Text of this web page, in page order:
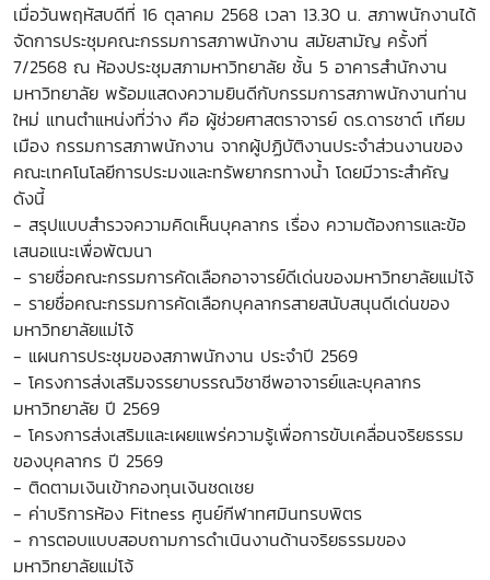
เมื่อวันพฤหัสบดีที่ 16 ตุลาคม 2568 เวลา 13.30 น. สภาพนักงานได้
จัดการประชุมคณะกรรมการสภาพนักงาน สมัยสามัญ ครั้งที่
7/2568 ณ ห้องประชุมสภามหาวิทยาลัย ชั้น 5 อาคารสำนักงาน
มหาวิทยาลัย พร้อมแสดงความยินดีกับกรรมการสภาพนักงานท่าน
ใหม่ แทนตำแหน่งที่ว่าง คือ ผู้ช่วยศาสตราจารย์ ดร.ดารชาต์ เทียม
เมือง กรรมการสภาพนักงาน จากผู้ปฏิบัติงานประจำส่วนงานของ
คณะเทคโนโลยีการประมงและทรัพยากรทางน้ำ โดยมีวาระสำคัญ
ดังนี้
- สรุปแบบสำรวจความคิดเห็นบุคลากร เรื่อง ความต้องการและข้อ
เสนอแนะเพื่อพัฒนา
- รายชื่อคณะกรรมการคัดเลือกอาจารย์ดีเด่นของมหาวิทยาลัยแม่โจ้
- รายชื่อคณะกรรมการคัดเลือกบุคลากรสายสนับสนุนดีเด่นของ
มหาวิทยาลัยแม่โจ้
- แผนการประชุมของสภาพนักงาน ประจำปี 2569
- โครงการส่งเสริมจรรยาบรรณวิชาชีพอาจารย์และบุคลากร
มหาวิทยาลัย ปี 2569
- โครงการส่งเสริมและเผยแพร่ความรู้เพื่อการขับเคลื่อนจริยธรรม
ของบุคลากร ปี 2569
- ติดตามเงินเข้ากองทุนเงินชดเชย
- ค่าบริการห้อง Fitness ศูนย์กีฬาทศมินทรบพิตร
- การตอบแบบสอบถามการดำเนินงานด้านจริยธรรมของ
มหาวิทยาลัยแม่โจ้